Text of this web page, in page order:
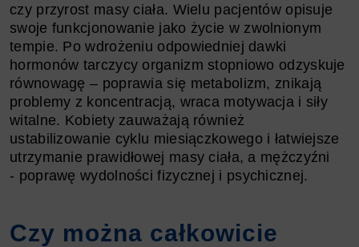
czy przyrost masy ciała. Wielu pacjentów opisuje
swoje funkcjonowanie jako życie w zwolnionym
tempie. Po wdrożeniu odpowiedniej dawki
hormonów tarczycy organizm stopniowo odzyskuje
równowagę – poprawia się metabolizm, znikają
problemy z koncentracją, wraca motywacja i siły
witalne. Kobiety zauważają również
ustabilizowanie cyklu miesiączkowego i łatwiejsze
utrzymanie prawidłowej masy ciała, a mężczyźni
- poprawę wydolności fizycznej i psychicznej.
Czy można całkowicie